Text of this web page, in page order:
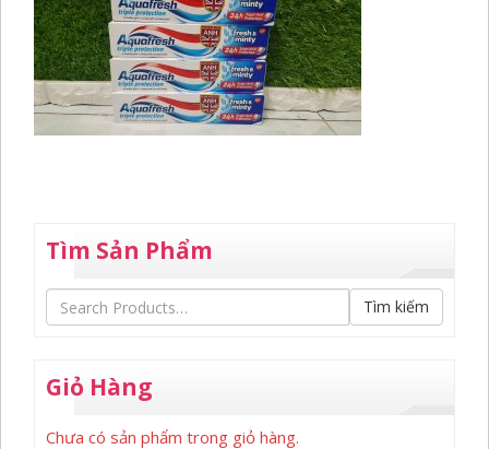
Tìm Sản Phẩm
Tìm kiếm
Giỏ Hàng
Chưa có sản phẩm trong giỏ hàng.